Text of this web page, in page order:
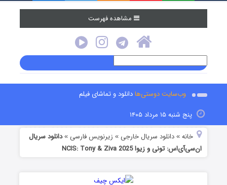
مشاهده فهرست
وب‌سایت دوستی‌هادانلود و تماشای فیلم
پنج شنبه ۱۵ مرداد ۱۴۰۵
خانه »دانلود سریال خارجی » زیرنویس فارسی »دانلود سریال
ان‌سی‌آی‌اس: تونی و زیوا NCIS: Tony & Ziva 2025